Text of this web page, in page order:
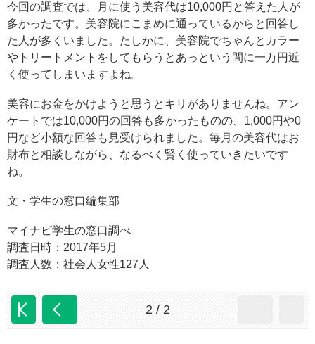
今回の調査では、月に使う美容代は10,000円と答えた人が
多かったです。美容院にこまめに通っているからと回答し
た人が多くいました。たしかに、美容院でちゃんとカラー
やトリートメントをしてもらうとあっという間に一万円近
く使ってしまいますよね。
美容にお金をかけようと思うとキリがありませんね。アン
ケートでは10,000円の回答も多かったものの、1,000円や0
円など小額な回答も見受けられました。毎月の美容代はお
財布と相談しながら、なるべく賢く使っていきたいです
ね。
文・学生の窓口編集部
マイナビ学生の窓口調べ
調査日時：2017年5月
調査人数：社会人女性127人
2 / 2